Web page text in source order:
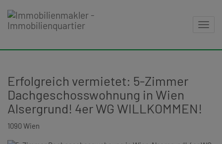
Erfolgreich vermietet: 5-Zimmer
Dachgeschosswohnung in Wien
Alsergrund! 4er WG WILLKOMMEN!
1090 Wien